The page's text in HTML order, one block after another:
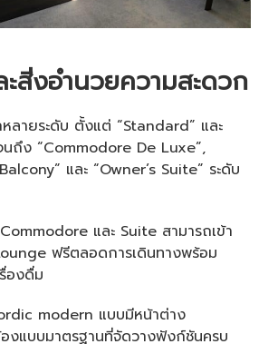
สิ่งอำนวยความสะดวก
ลายระดับ ตั้งแต่ “Standard” และ
นถึง “Commodore De Luxe”,
และ “Owner’s Suite” ระดับ
และ Suite สามารถเข้า
ฟรีตลอดการเดินทางพร้อม
องดื่ม
modern แบบมีหน้าต่าง
องแบบมาตรฐานที่จัดวางฟังก์ชันครบ